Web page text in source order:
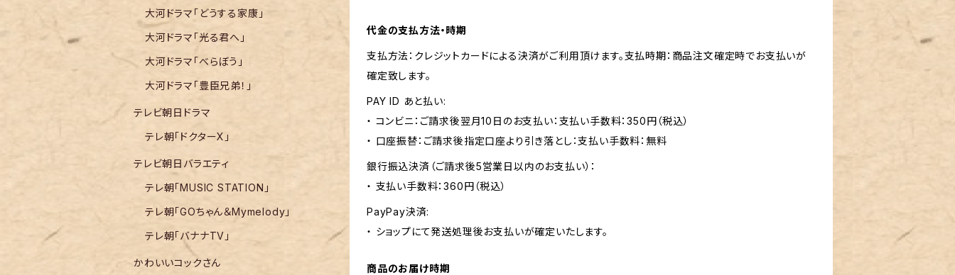
代金の支払方法・時期
支払方法：クレジットカードによる決済がご利用頂けます。支払時期：商品注文確定時でお支払いが
確定致します。
PAY ID あと払い:
・ コンビニ：ご請求後翌月10日のお支払い：支払い手数料：350円（税込）
・ 口座振替：ご請求後指定口座より引き落とし：支払い手数料：無料
銀行振込決済（ご請求後5営業日以内のお支払い）：
・ 支払い手数料：360円（税込）
PayPay決済:
・ ショップにて発送処理後お支払いが確定いたします。
商品のお届け時期
大河ドラマ「どうする家康」
大河ドラマ「光る君へ」
大河ドラマ「べらぼう」
大河ドラマ「豊臣兄弟！」
テレビ朝日ドラマ
テレ朝「ドクターX」
テレビ朝日バラエティ
テレ朝「MUSIC STATION」
テレ朝「GOちゃん＆Mymelody」
テレ朝「バナナTV」
かわいいコックさん